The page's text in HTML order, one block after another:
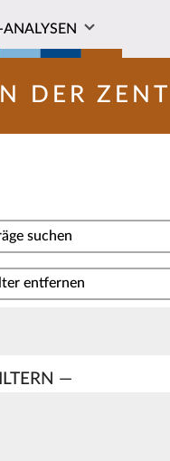
DER
suchen
entfernen
—